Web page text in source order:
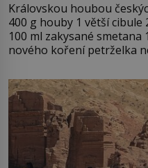
Královskou houbou českých
400 g houby 1 větší cibule
100 ml zakysané
nového koření petrželka